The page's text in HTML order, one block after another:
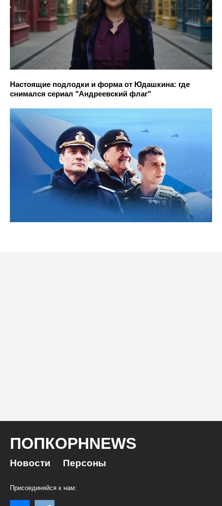
Настоящие подлодки и форма от Юдашкина: где
снимался сериал "Андреевский флаг"
ПОПКОРНNEWS
Новости Персоны
Присоединяйся к нам: